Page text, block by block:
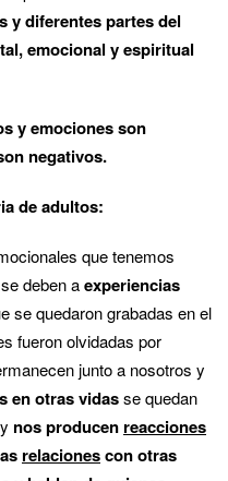
y diferentes partes del
emocional y espiritual
y emociones son
negativos.
de adultos:
que tenemos
deben aexperiencias
se quedaron grabadas en el
fueron olvidadas por
junto a nosotros y
en otras vidasse quedan
nos producen reacciones
relacionescon otras